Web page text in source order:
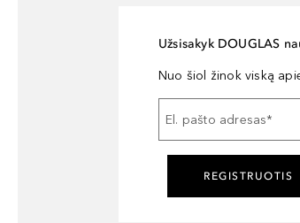
Užsisakyk DOUGLAS
Nuo šiol žinok viską
El. pašto adresas*
REGISTRUOTIS